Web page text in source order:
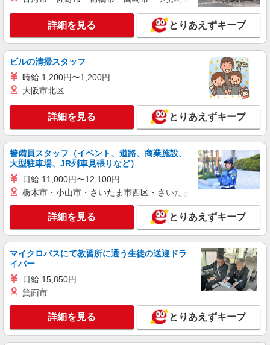
10,000円 職務手当：15,000円 処遇改善手当：
25,000円 住宅手当：10,000円（世帯主のみ）
※深夜帯の割増賃金は法定通り支給 通勤手当：
実費支給（上限24,000円） 家族手当：配偶者
10,000円、第一子4,000円 寒冷地手当：10,000
円 昇給：あり 賞与：年2回、計3.2ヶ月分（前
年度実績） ※別途処遇改善賞与支給 試用期
北海道札幌市手稲区手稲本町
キープ 詳細を見る
正社員 職業紹介
株式会社トラストグロース 北海道支社
サービス付き高齢者向け住宅における介護業務
【雇用形態】正社員 月給：198,000〜
248,000円（資格・経験による） 基本給：
160,000〜230,000円 処遇改善手当：18,000円
資格手当：実務者研修5,000円、介護福祉士
10,000円 車両持込手当：5,000円 当直手当：
5,000円/回（月4回） 通勤手当：上限25,000円/
月 昇給：あり 賞与：あり(年1回(計1.00ヶ月
分)) 固定残業代：なし 試用期間6ヶ月(同条件)
北海道札幌市手稲区曙１１条
キープ 詳細を見る
パート 紹介予定派遣
株式会社トラストグロース 北海道支社
デイサービスでの介護業務
【派遣時給】1,350〜1,500円（資格・経験によ
る） 交通費別途支給 【紹介後雇用形態】パート
【紹介後給与】時給1,075円〜 ※最長6ヶ月の派遣
期間満了後、双方合意の上直接雇用へ移行予定
北海道札幌市手稲区稲穂3条
詳細を見る
派遣社員
株式会社トラストグロース 北海道支社
特別養護老人ホームでの介護業務
【派遣時給】1,350〜1,550円（資格・経験によ
詳細を見る とりあえずキープ
ビルの清掃スタッフ
時給 1,200円〜1,200円
大阪市北区
詳細を見る とりあえずキープ
警備員スタッフ（イベント、道路、商業施設、
大型駐車場、JR列車見張りなど）
日給 11,000円〜12,100円
栃木市・小山市・さいたま市西区・さいたま市岩槻区・久喜市・
詳細を見る とりあえずキープ
マイクロバスにて教習所に通う生徒の送迎ドラ
イバー
日給 15,850円
箕面市
詳細を見る とりあえずキープ